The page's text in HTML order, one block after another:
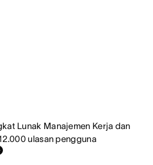
Lunak Manajemen Kerja dan
ulasan pengguna